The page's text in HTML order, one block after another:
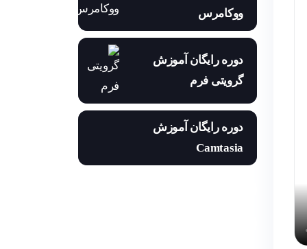
ووکامرس
دوره رایگان آموزش
گرویتی فرم
دوره رایگان آموزش
Camtasia